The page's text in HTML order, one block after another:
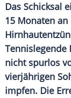
Das Schicksal
15 Monaten
Tennislegende
nicht spurlos
vierjährigen
impfen. Die